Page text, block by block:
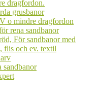
dragfordon.
grusbanor
o mindre dragfordon
rena sandbanor
För sandbanor med
flis och ev. textil
sandbanor